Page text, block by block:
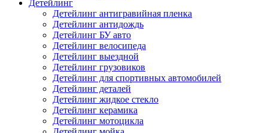
Детейлинг
Детейлинг антигравийная пленка
Детейлинг антидождь
Детейлинг БУ авто
Детейлинг велосипеда
Детейлинг выездной
Детейлинг грузовиков
Детейлинг для спортивных автомобилей
Детейлинг деталей
Детейлинг жидкое стекло
Детейлинг керамика
Детейлинг мотоцикла